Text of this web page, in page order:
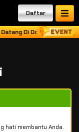
Daftar
Di Dolar508 Raih
hati membantu Anda.